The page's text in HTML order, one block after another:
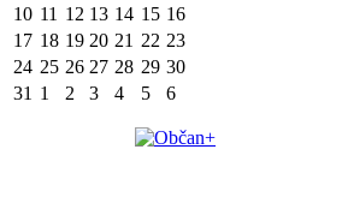
10 11 12 13 14 15 16
17 18 19 20 21 22 23
24 25 26 27 28 29 30
31 1 2 3 4 5 6